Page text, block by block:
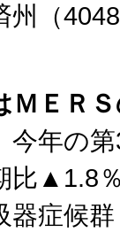
州（
ＭＥＲ
年の第
比▲1.8
器症候